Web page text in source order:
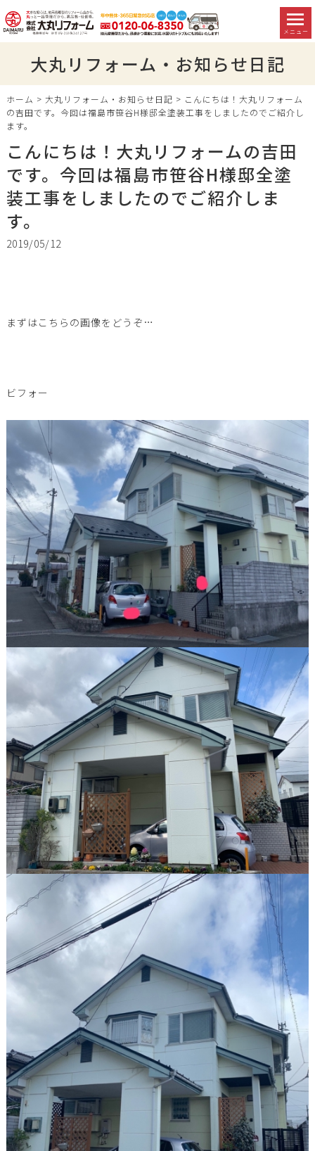
メニュー
大丸リフォーム・お知らせ日記
ホーム > 大丸リフォーム・お知らせ日記 > こんにちは！大丸リフォーム
の吉田です。今回は福島市笹谷H様邸全塗装工事をしましたのでご紹介し
ます。
こんにちは！大丸リフォームの吉田
です。今回は福島市笹谷H様邸全塗
装工事をしましたのでご紹介しま
す。
2019/05/12
まずはこちらの画像をどうぞ…
ビフォー